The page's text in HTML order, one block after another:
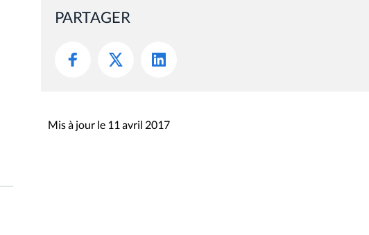
PARTAGER
Mis à jour le 11 avril 2017